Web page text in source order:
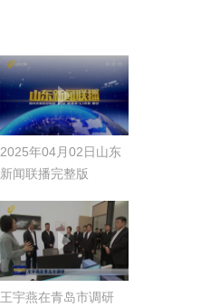
2025年04月02日山东
新闻联播完整版
王宇燕在青岛市调研